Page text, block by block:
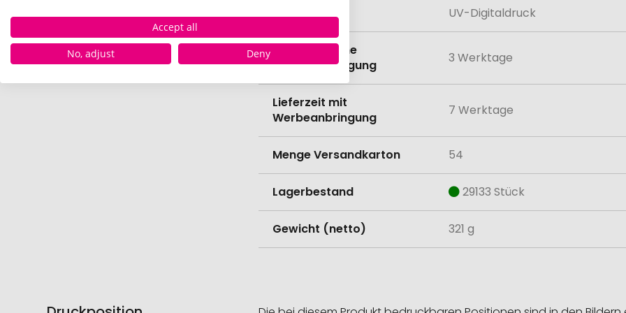
Veredelung UV-Digitaldruck
Lieferzeit ohne
Werbeanbringung
3 Werktage
Lieferzeit mit
Werbeanbringung
7 Werktage
Menge Versandkarton 54
Lagerbestand 29133 Stück
Gewicht (netto) 321 g
Accept all
No, adjust
Deny